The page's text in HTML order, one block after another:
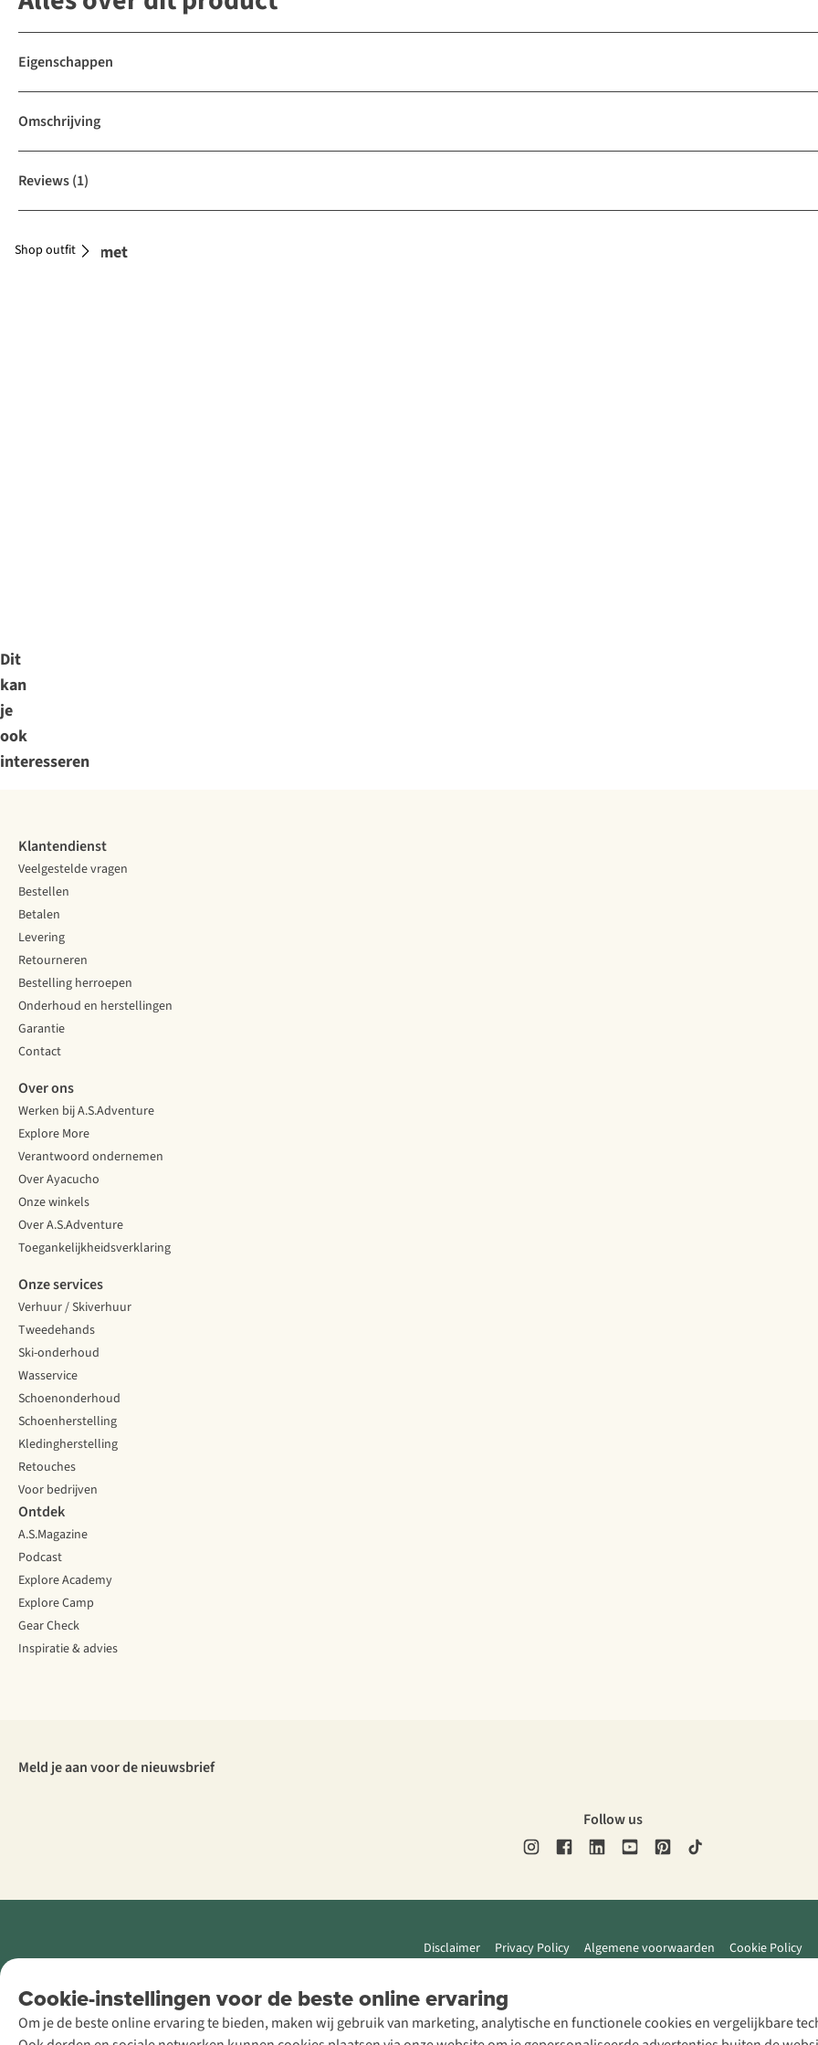
Eigenschappen
Omschrijving
Reviews(1)
Combineer met
Shop outfit
Dit
kan
je
ook
interesseren
Cookie-instellingen voor de beste online ervaring
Om je de beste online ervaring te bieden, maken wij gebruik van marketing, analytische en functionele cookies en vergelijkbare
Klantendienst
Veelgestelde vragen
Bestellen
Betalen
Levering
Retourneren
Bestelling herroepen
Onderhoud en herstellingen
Garantie
Contact
Over ons
Werken bij A.S.Adventure
Explore More
Verantwoord ondernemen
Over Ayacucho
Onze winkels
Over A.S.Adventure
Toegankelijkheidsverklaring
Onze services
Verhuur / Skiverhuur
Tweedehands
Ski-onderhoud
Wasservice
Schoenonderhoud
Schoenherstelling
Kledingherstelling
Retouches
Voor bedrijven
Ontdek
A.S.Magazine
Podcast
Explore Academy
Explore Camp
Gear Check
Inspiratie & advies
Meld je aan voor de nieuwsbrief
Follow us
Disclaimer Privacy Policy Algemene voorwaarden Cookie Policy
Retail Concepts
NV,
Smallandlaan